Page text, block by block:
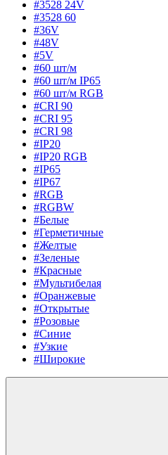
#3528 24V
#3528 60
#36V
#48V
#5V
#60 шт/м
#60 шт/м IP65
#60 шт/м RGB
#CRI 90
#CRI 95
#CRI 98
#IP20
#IP20 RGB
#IP65
#IP67
#RGB
#RGBW
#Белые
#Герметичные
#Желтые
#Зеленые
#Красные
#Мультибелая
#Оранжевые
#Открытые
#Розовые
#Синие
#Узкие
#Широкие